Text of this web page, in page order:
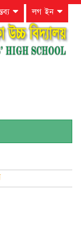
লগ ইন